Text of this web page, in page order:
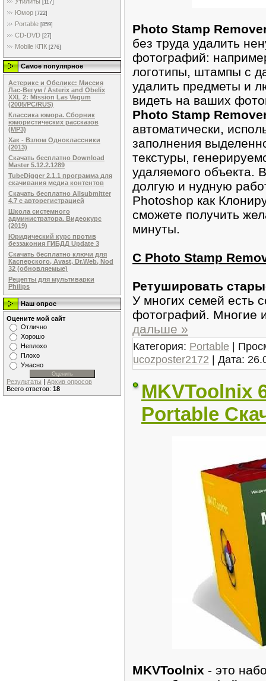
[117]
Юмор [722]
Portable [859]
CD-DVD [27]
Mobile КПК [276]
Самое популярное
Астерикс и Обеликс: Миссия
Лас-Вегум / Asterix and Obelix
XXL 2: Mission Las Vegum
(2005/PC/RUS)
Классика юмора. Сборник
юмористических рассказов
(MP3)
Хак - Взлом Одноклассники
(2013)
Скачать бесплатно Download
Master 5.12.2.1289
TubeDigger 2.1.1 программа для
скачивания медиа контентов
Скачать бесплатно Allsubmitter
4.7 с авторегистрацией
Школа системного
администратора. Видеокурс
(2019)
Юридический курс против
беззакония ГИБДД Update 3
Скачать бесплатно ключи для
Касперского, Avast, Dr.Web, Nod
32 (обновляемые)
Рецепты для мультиварки
Philips
Наш опрос
Оцените мой сайт
Отлично
Хорошо
Неплохо
Плохо
Ужасно
Результаты | Архив опросов
Всего ответов: 18
Photo Stamp
без труда удалить
фотографий:
логотипы, штампы с
удалить предметы и
видеть на ваших
Photo Stamp
автоматически,
заполнения
текстуры,
удаляемого объекта.
долгую и нудную
Photoshop как
сможете получить
минуты.
C Photo Stamp
Ретушировать
У многих семей есть
фотографий. Многие
дальше »
Категория: Portable |
ucozposter2172 | Дата:
MKVToolnix
Portable
MKVToolnix - это